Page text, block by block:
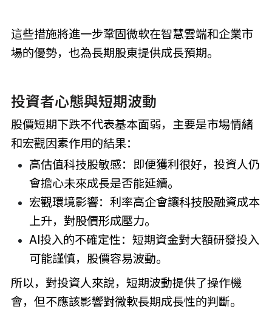
這些措施將進一步鞏固微軟在智慧雲端和企業市
場的優勢，也為長期股東提供成長預期。
投資者心態與短期波動
股價短期下跌不代表基本面弱，主要是市場情緒
和宏觀因素作用的結果：
高估值科技股敏感：即便獲利很好，投資人仍
會擔心未來成長是否能延續。
宏觀環境影響：利率高企會讓科技股融資成本
上升，對股價形成壓力。
AI投入的不確定性：短期資金對大額研發投入
可能謹慎，股價容易波動。
所以，對投資人來說，短期波動提供了操作機
會，但不應該影響對微軟長期成長性的判斷。